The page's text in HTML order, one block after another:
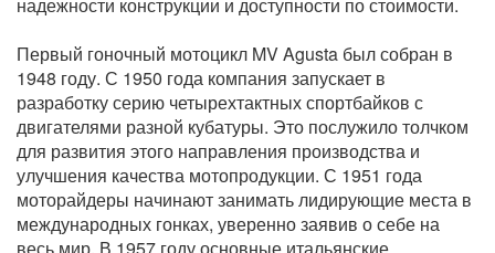
Первый гоночный мотоцикл MV Agusta был собран в
1948 году. С 1950 года компания запускает в
разработку серию четырехтактных спортбайков с
двигателями разной кубатуры. Это послужило толчком
для развития этого направления производства и
улучшения качества мотопродукции. С 1951 года
моторайдеры начинают занимать лидирующие места в
международных гонках, уверенно заявив о себе на
весь мир. В 1957 году основные итальянские